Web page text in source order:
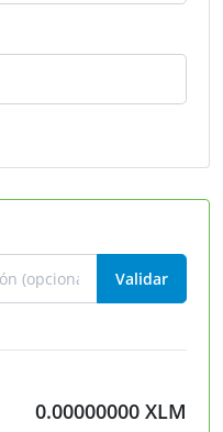
Validar
0.00000000 XLM